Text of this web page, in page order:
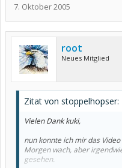
7. Oktober 2005
root
Neues Mitglied
Zitat von stoppelhopser:
Vielen Dank kuki,
nun konnte ich mir das
Morgen wach, aber
gesehen.